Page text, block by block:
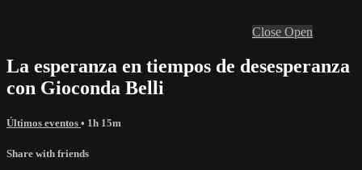
Close Open
La esperanza en tiempos de desesperanza
con Gioconda Belli
Últimos eventos • 1h 15m
Share with friends